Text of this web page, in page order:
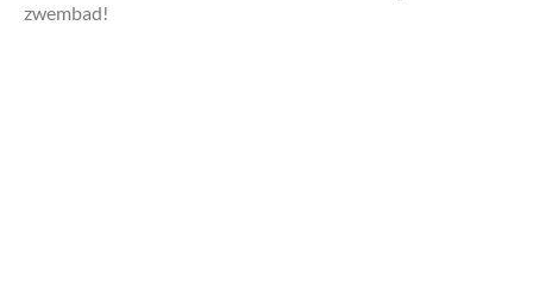
zwembad!